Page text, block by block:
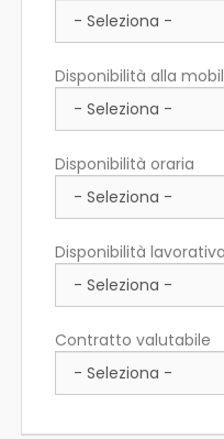
Disponibilità alla
Disponibilità oraria
Disponibilità lavorativa
Contratto valutabile